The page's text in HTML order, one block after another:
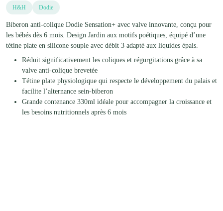
H&H Dodie
Biberon anti-colique Dodie Sensation+ avec valve innovante, conçu pour
les bébés dès 6 mois. Design Jardin aux motifs poétiques, équipé d’une
tétine plate en silicone souple avec débit 3 adapté aux liquides épais.
Réduit significativement les coliques et régurgitations grâce à sa
valve anti-colique brevetée
Tétine plate physiologique qui respecte le développement du palais et
facilite l’alternance sein-biberon
Grande contenance 330ml idéale pour accompagner la croissance et
les besoins nutritionnels après 6 mois